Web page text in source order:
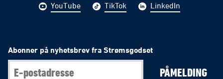
YouTube TikTok LinkedIn
Abonner på nyhetsbrev fra Strømsgodset
PÅMELDING